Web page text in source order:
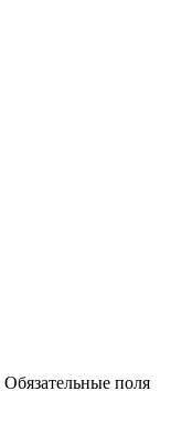
Обязательные поля